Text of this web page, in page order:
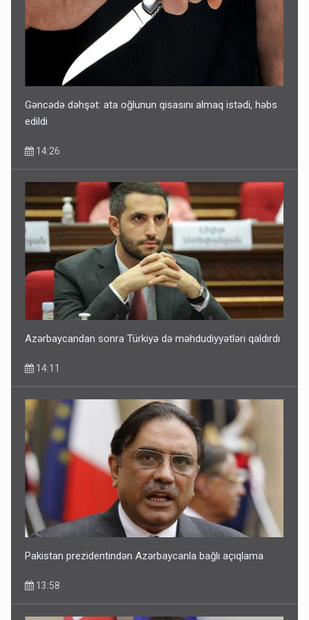
Sənədsiz ev sahiblərinin nəzərinə: Çıxarış almaq üçün...
Keçmiş nazirin mənsub olduğu nəslin 6 min yaşı var?
12:56
Gəncədə dəhşət: ata oğlunun qisasını almaq istədi, həbs
edildi
14:26
Azərbaycandan sonra Türkiyə də məhdudiyyətləri qaldırdı
14:11
Pakistan prezidentindən Azərbaycanla bağlı açıqlama
13:58